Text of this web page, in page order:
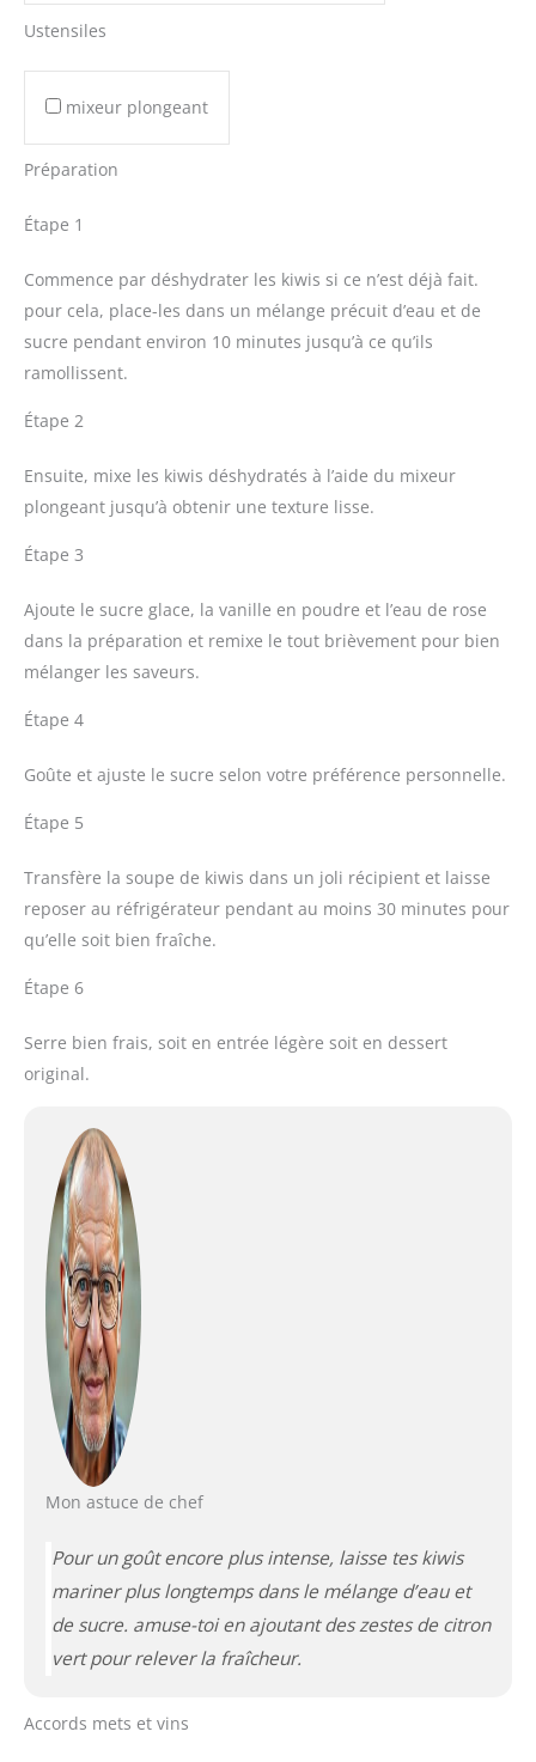
Ustensiles
mixeur plongeant
Préparation
Étape 1
Commence par déshydrater les kiwis si ce n’est déjà fait.
pour cela, place-les dans un mélange précuit d’eau et de
sucre pendant environ 10 minutes jusqu’à ce qu’ils
ramollissent.
Étape 2
Ensuite, mixe les kiwis déshydratés à l’aide du mixeur
plongeant jusqu’à obtenir une texture lisse.
Étape 3
Ajoute le sucre glace, la vanille en poudre et l’eau de rose
dans la préparation et remixe le tout brièvement pour bien
mélanger les saveurs.
Étape 4
Goûte et ajuste le sucre selon votre préférence personnelle.
Étape 5
Transfère la soupe de kiwis dans un joli récipient et laisse
reposer au réfrigérateur pendant au moins 30 minutes pour
qu’elle soit bien fraîche.
Étape 6
Serre bien frais, soit en entrée légère soit en dessert
original.
Mon astuce de chef
Pour un goût encore plus intense, laisse tes kiwis
mariner plus longtemps dans le mélange d’eau et
de sucre. amuse-toi en ajoutant des zestes de citron
vert pour relever la fraîcheur.
Accords mets et vins